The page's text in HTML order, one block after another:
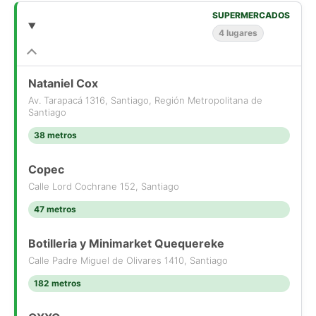
Gimnasio
Si compras con nosotros, te brindamos asesoría personalizada
durante todo el proceso.
Más que una corredora, somos Houm.
*Aplican T&C
SUPERMERCADOS
4 lugares
Nataniel Cox
Av. Tarapacá 1316, Santiago, Región Metropolitana de
Santiago
38 metros
Copec
Calle Lord Cochrane 152, Santiago
47 metros
Botilleria y Minimarket Quequereke
Calle Padre Miguel de Olivares 1410, Santiago
182 metros